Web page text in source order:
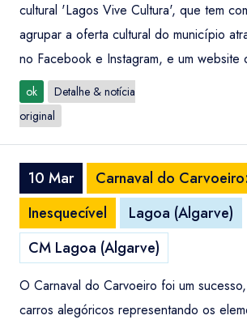
cultural 'Lagos Vive Cultura', que tem
agrupar a oferta cultural do município
no Facebook e Instagram, e um website
ok
Detalhe & notícia
original
10 Mar
Carnaval do
Inesquecível
Lagoa (Algarve)
CM Lagoa (Algarve)
O Carnaval do Carvoeiro foi um
carros alegóricos representando os